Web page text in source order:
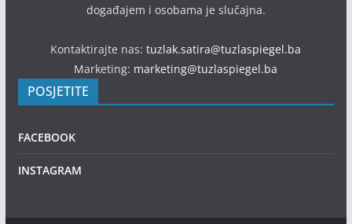
događajem i osobama je slučajna.
Kontaktirajte nas:tuzlak.satira@tuzlaspiegel.ba
Marketing: marketing@tuzlaspiegel.ba
POSJETITE
FACEBOOK
INSTAGRAM